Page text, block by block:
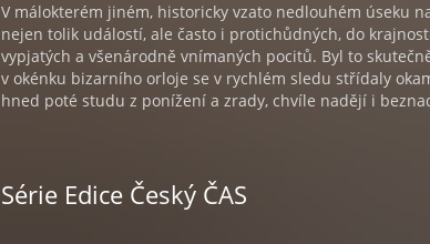
V málokterém jiném, historicky vzato nedlouhém úseku
nejen tolik událostí, ale často i protichůdných, do
vypjatých a všenárodně vnímaných pocitů. Byl to
v okénku bizarního orloje se v rychlém sledu střídaly
hned poté studu z ponížení a zrady, chvíle nadějí i
Zkušený a oceňovaný autor (nejen) literatury faktu Roman
Série Edice Český ČAS